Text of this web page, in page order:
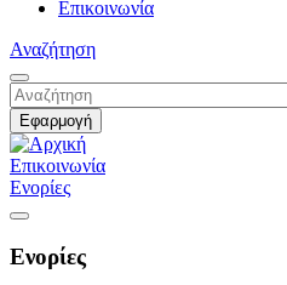
Επικοινωνία
Αναζήτηση
Επικοινωνία
Ενορίες
Ενορίες